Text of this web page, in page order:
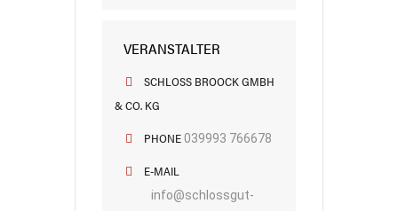
VERANSTALTER
SCHLOSS BROOCK GMBH
& CO. KG
PHONE039993 766678
E-MAIL
info@schlossgut-